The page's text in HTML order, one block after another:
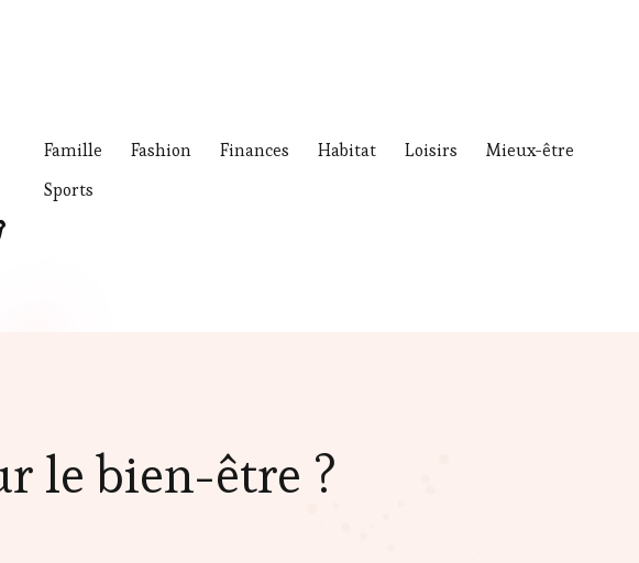
Famille Fashion Finances Habitat Loisirs
Mieux-être
Sports
le bien-être ?